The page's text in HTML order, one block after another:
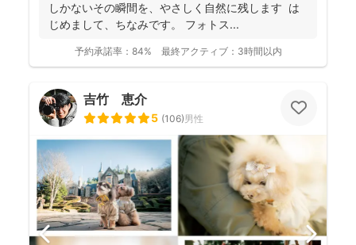
しかないその瞬間を、やさしく自然に残します は
じめまして、ちなみです。 フォトス...
予約承諾率： 84% 最終アクティブ： 3時間以内
吉竹 恵介
5 (106)男性